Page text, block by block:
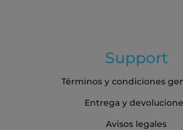
Support
Términos y condiciones
Entrega y
Avisos legales